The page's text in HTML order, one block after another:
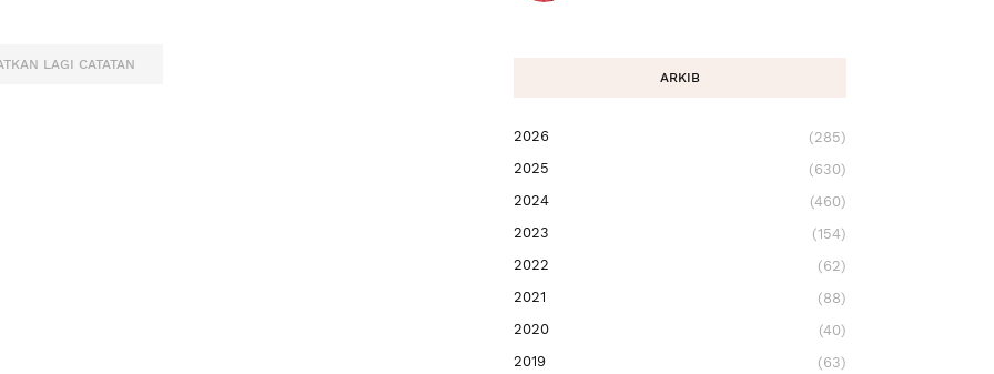
LAGI CATATAN
ARKIB
2026
(285)
2025
(630)
2024
(460)
2023
(154)
2022
(62)
2021
(88)
2020
(40)
2019
(63)